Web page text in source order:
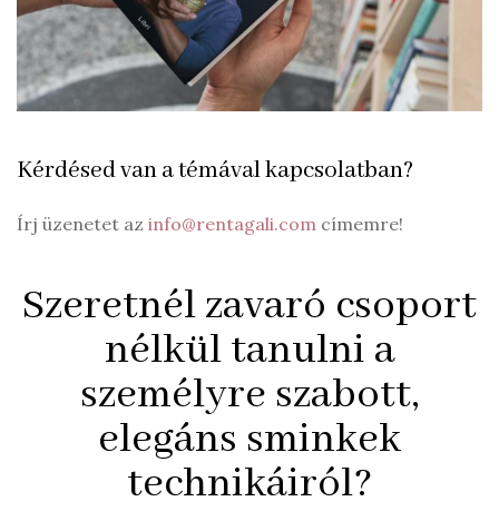
Kérdésed van a témával kapcsolatban?
Írj üzenetet az info@rentagali.com címemre!
Szeretnél zavaró csoport
nélkül tanulni a
személyre szabott,
elegáns sminkek
technikáiról?